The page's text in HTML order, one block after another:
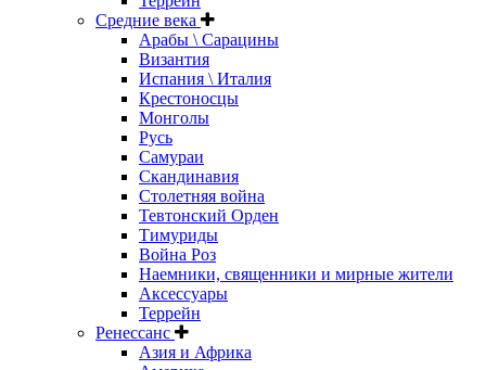
Средние века
Арабы \ Сарацины
Византия
Испания \ Италия
Крестоносцы
Монголы
Русь
Самураи
Скандинавия
Столетняя война
Тевтонский Орден
Тимуриды
Война Роз
Наемники, священники и мирные жители
Аксессуары
Террейн
Ренессанс
Азия и Африка